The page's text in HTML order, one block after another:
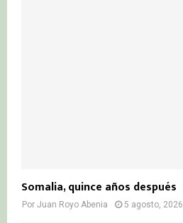
Somalia, quince años después
Por Juan Royo Abenia 5 agosto, 2026